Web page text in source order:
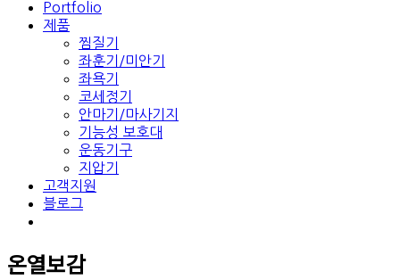
Portfolio
제품
찜질기
좌훈기/미안기
좌욕기
코세정기
안마기/마사기지
기능성 보호대
운동기구
지압기
고객지원
블로그
온열보감